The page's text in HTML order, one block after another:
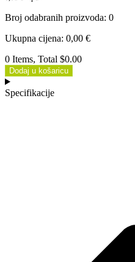
Broj odabranih proizvoda: 0
Ukupna cijena: 0,00 €
0 Items, Total $0.00
Dodaj u košaricu
Specifikacije